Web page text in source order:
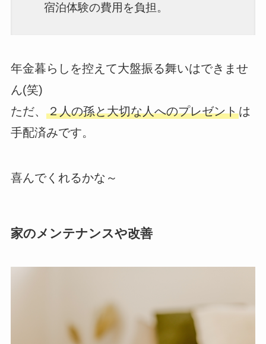
宿泊体験の費用を負担。
年金暮らしを控えて大盤振る舞いはできませ
ん(笑)
ただ、 ２人の孫と大切な人へのプレゼントは
手配済みです。
喜んでくれるかな～
家のメンテナンスや改善